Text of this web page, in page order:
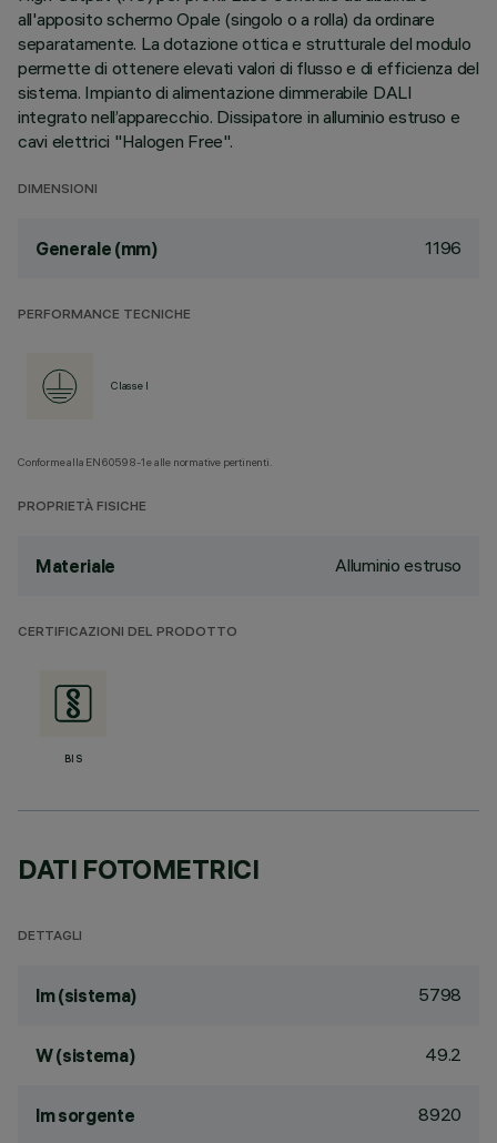
all'apposito schermo Opale (singolo o a rolla) da ordinare
separatamente. La dotazione ottica e strutturale del modulo
permette di ottenere elevati valori di flusso e di efficienza del
sistema. Impianto di alimentazione dimmerabile DALI
integrato nell’apparecchio. Dissipatore in alluminio estruso e
cavi elettrici "Halogen Free".
DIMENSIONI
Generale (mm) 1196
PERFORMANCE TECNICHE
Classe I
Conforme alla EN60598-1 e alle normative pertinenti.
PROPRIETÀ FISICHE
Materiale Alluminio estruso
CERTIFICAZIONI DEL PRODOTTO
BIS
DATI FOTOMETRICI
DETTAGLI
lm (sistema) 5798
W (sistema) 49.2
lm sorgente 8920